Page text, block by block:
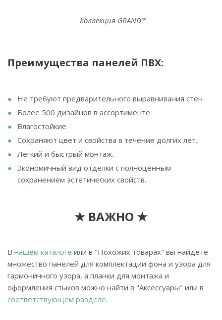
Коллекция GRAND™
Преимущества панелей ПВХ:
Не требуют предварительного выравнивания стен
Более 500 дизайнов в ассортименте
Влагостойкие
Сохраняют цвет и свойства в течение долгих лет.
Легкий и быстрый монтаж.
Экономичный вид отделки с полноценным
сохранением эстетических свойств.
★ ВАЖНО ★
В нашем каталоге или в "Похожих товарах" вы найдёте
множество панелей для комплектации фона и узора для
гармоничного узора, а планки для монтажа и
оформления стыков можно найти в "Аксессуары" или в
соответствующем разделе.